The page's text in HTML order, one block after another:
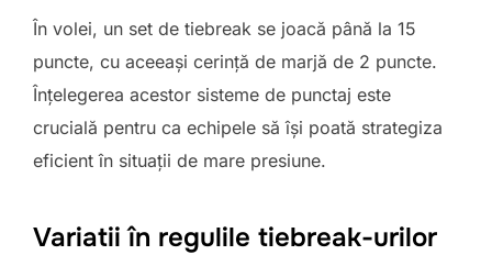
În volei, un set de tiebreak se joacă până la 15
puncte, cu aceeași cerință de marjă de 2 puncte.
Înțelegerea acestor sisteme de punctaj este
crucială pentru ca echipele să își poată strategiza
eficient în situații de mare presiune.
Variatii în regulile tiebreak-urilor